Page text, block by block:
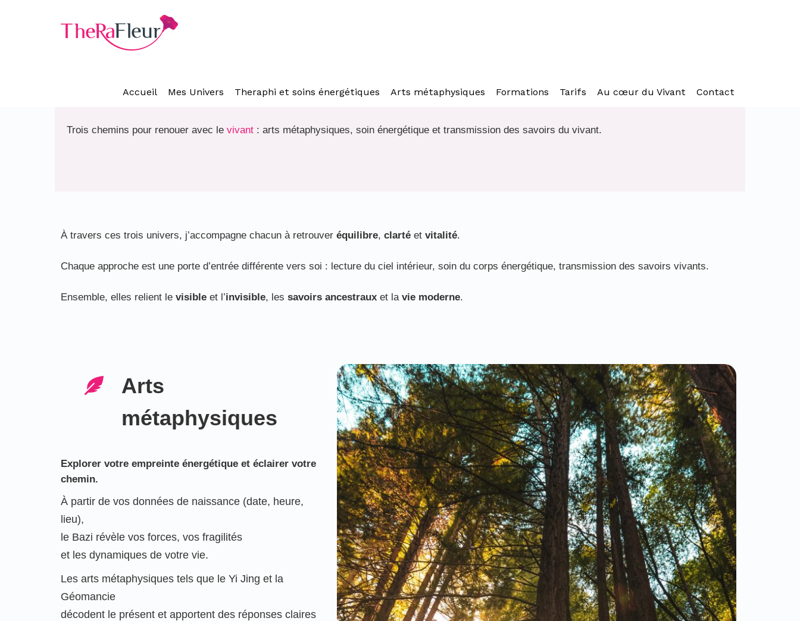
Accueil Mes Univers Theraphi et soins énergétiques Arts métaphysiques Formations Tarifs Au cœur du Vivant Contact
Trois chemins pour renouer avec le vivant : arts métaphysiques, soin énergétique et transmission des savoirs du vivant.
À travers ces trois univers, j’accompagne chacun à retrouver équilibre, clarté et vitalité.
Chaque approche est une porte d’entrée différente vers soi : lecture du ciel intérieur, soin du corps énergétique, transmission des savoirs vivants.
Ensemble, elles relient le visible et l’invisible, les savoirs ancestraux et la vie moderne.
Arts
métaphysiques
Explorer votre empreinte énergétique et éclairer votre
chemin.
À partir de vos données de naissance (date, heure,
lieu),
le Bazi révèle vos forces, vos fragilités
et les dynamiques de votre vie.
Les arts métaphysiques tels que le Yi Jing et la
Géomancie
décodent le présent et apportent des réponses claires